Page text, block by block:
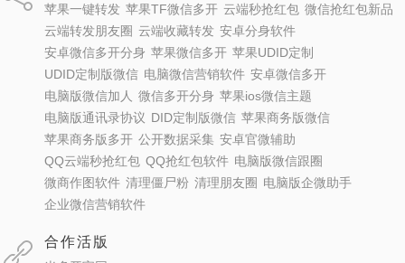
苹果一键转发 苹果TF微信多开 云端秒抢红包 微信抢红包新品
云端转发朋友圈 云端收藏转发 安卓分身软件
安卓微信多开分身 苹果微信多开 苹果UDID定制
UDID定制版微信 电脑微信营销软件 安卓微信多开
电脑版微信加人 微信多开分身 苹果ios微信主题
电脑版通讯录协议 DID定制版微信 苹果商务版微信
苹果商务版多开 公开数据采集 安卓官微辅助
QQ云端秒抢红包 QQ抢红包软件 电脑版微信跟圈
微商作图软件 清理僵尸粉 清理朋友圈 电脑版企微助手
企业微信营销软件
合作活版